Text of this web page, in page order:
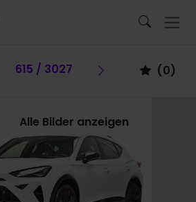
Vorheriges Fahrzeug
615 / 3027 Vorheriges
(0)
Alle Bilder anzeigen